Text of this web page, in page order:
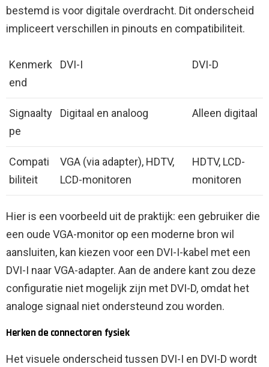
bestemd is voor digitale overdracht. Dit onderscheid
impliceert verschillen in pinouts en compatibiliteit.
Kenmerk
end
DVI-I DVI-D
Signaalty
pe
Digitaal en analoog Alleen digitaal
Compati
biliteit
VGA (via adapter), HDTV,
LCD-monitoren
HDTV, LCD-
monitoren
Hier is een voorbeeld uit de praktijk: een gebruiker die
een oude VGA-monitor op een moderne bron wil
aansluiten, kan kiezen voor een DVI-I-kabel met een
DVI-I naar VGA-adapter. Aan de andere kant zou deze
configuratie niet mogelijk zijn met DVI-D, omdat het
analoge signaal niet ondersteund zou worden.
Herken de connectoren fysiek
Het visuele onderscheid tussen DVI-I en DVI-D wordt